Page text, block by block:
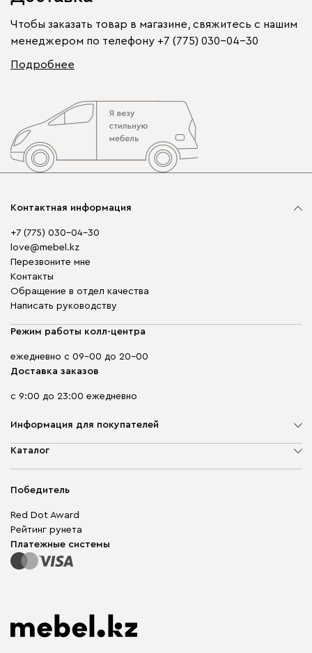
Чтобы заказать товар в магазине, свяжитесь с нашим
менеджером по телефону +7 (775) 030-04-30
Подробнее
Контактная информация
+7 (775) 030-04-30
love@mebel.kz
Перезвоните мне
Контакты
Обращение в отдел качества
Написать руководству
Режим работы колл-центра
ежедневно с 09-00 до 20-00
Доставка заказов
с 9:00 до 23:00 ежедневно
Информация для покупателей
О компании
Гарантия
Для бизнеса
Карта сайта
Каталог
Корпусная мебель
Модульная мебель
Столы и стулья
Победитель
Red Dot Award
Рейтинг рунета
Платежные системы